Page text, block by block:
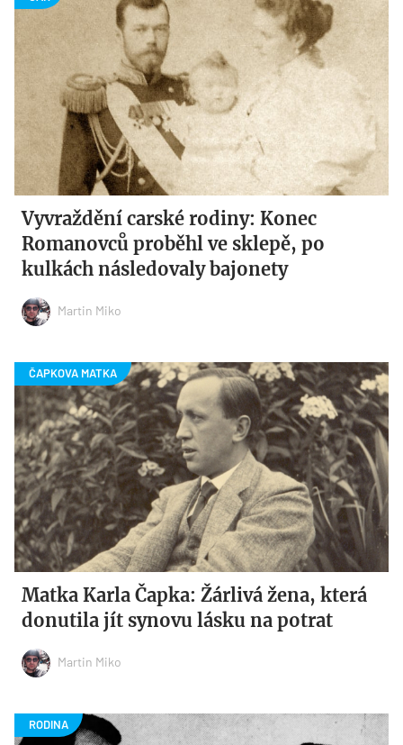
Vyvraždění carské rodiny: Konec
Romanovců proběhl ve sklepě, po
kulkách následovaly bajonety
Martin Miko
Matka Karla Čapka: Žárlivá žena, která
donutila jít synovu lásku na potrat
Martin Miko